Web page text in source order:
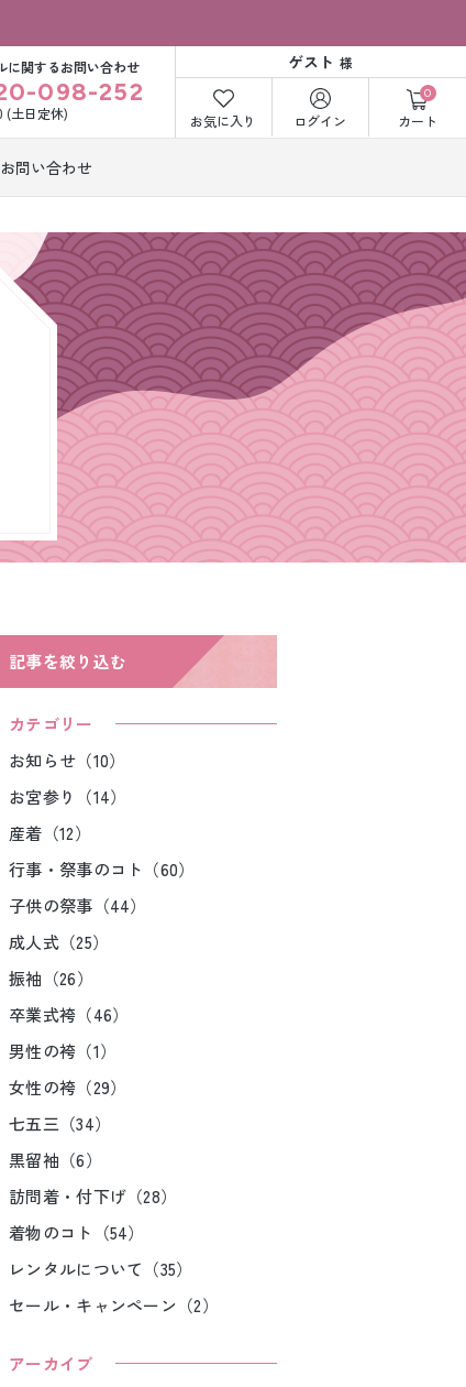
に関するお問い合わせ
098-252
(土日定休)
ゲスト 様
お気に入り ログイン
0
カート
お問い合わせ
レンタル
洋装レン
紋付袴レンタル
&紋付袴
白無垢&紋付袴
レンタル
記事を絞り込む
カテゴリー
お知らせ（10）
お宮参り（14）
産着（12）
行事・祭事のコト（60）
子供の祭事（44）
成人式（25）
振袖（26）
卒業式袴（46）
男性の袴（1）
女性の袴（29）
七五三（34）
黒留袖（6）
訪問着・付下げ（28）
着物のコト（54）
レンタルについて（35）
セール・キャンペーン（2）
アーカイブ